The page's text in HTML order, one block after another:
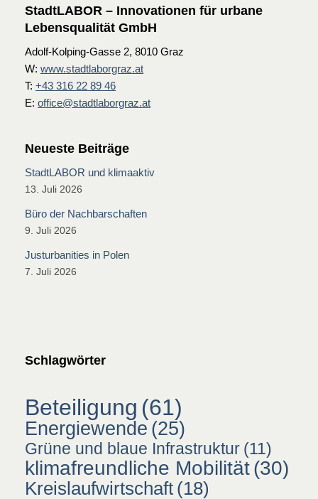
StadtLABOR – Innovationen für urbane
Lebensqualität GmbH
Adolf-Kolping-Gasse 2, 8010 Graz
W: www.stadtlaborgraz.at
T: +43 316 22 89 46
E: office@stadtlaborgraz.at
Neueste Beiträge
StadtLABOR und klimaaktiv
13. Juli 2026
Büro der Nachbarschaften
9. Juli 2026
Justurbanities in Polen
7. Juli 2026
Schlagwörter
Beteiligung (61)
Energiewende (25)
Grüne und blaue Infrastruktur (11)
klimafreundliche Mobilität(30)
Kreislaufwirtschaft (18)